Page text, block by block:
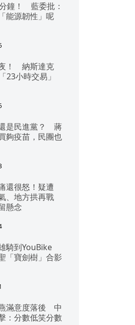
鐘！ 藍委批：
能源韌性」呢
！ 納斯達克
23小時交易」
是民進黨？ 蔣
夠疫苗，民團也
還很怒！疑遭
、地方拱再戰
懸念
騎到YouBike
寶劍樹」合影
滿意度落後 中
：分數低笑分數